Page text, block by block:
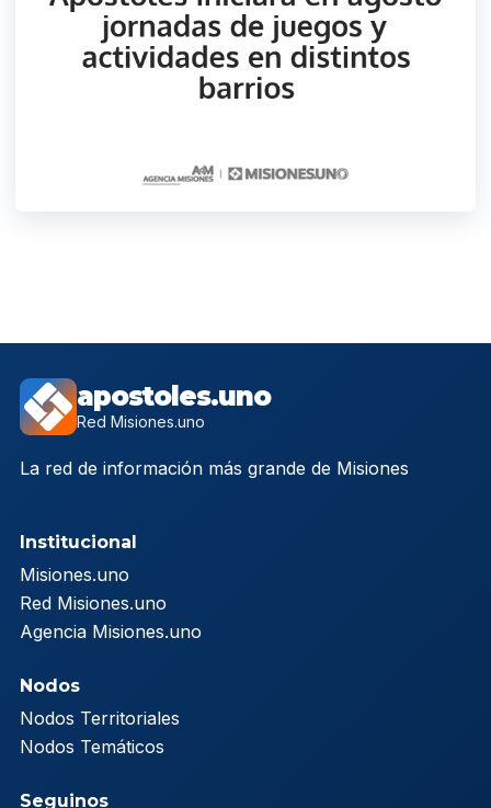
apostoles.uno
Red Misiones.uno
La red de información más grande de Misiones
Institucional
Misiones.uno
Red Misiones.uno
Agencia Misiones.uno
Nodos
Nodos Territoriales
Nodos Temáticos
Seguinos